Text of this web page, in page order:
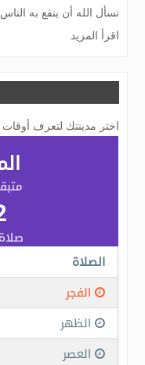
نسأل الله أن ينفع به
اقرأ المزيد
اختر مدينتك لتعرف أوقات